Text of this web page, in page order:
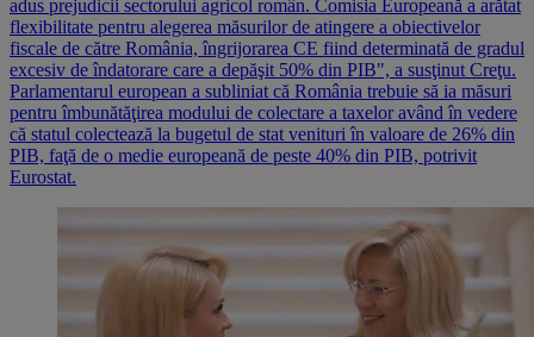
adus prejudicii sectorului agricol român. Comisia Europeană a arătat
flexibilitate pentru alegerea măsurilor de atingere a obiectivelor
fiscale de către România, îngrijorarea CE fiind determinată de gradul
excesiv de îndatorare care a depăşit 50% din PIB", a susţinut Creţu.
Parlamentarul european a subliniat că România trebuie să ia măsuri
pentru îmbunătăţirea modului de colectare a taxelor având în vedere
că statul colectează la bugetul de stat venituri în valoare de 26% din
PIB, faţă de o medie europeană de peste 40% din PIB, potrivit
Eurostat.